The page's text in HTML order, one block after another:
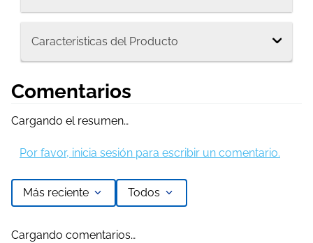
Caracteristicas del Producto
Comentarios
Cargando el resumen…
Por favor, inicia sesión para escribir un comentario.
Más reciente Todos
Cargando comentarios…